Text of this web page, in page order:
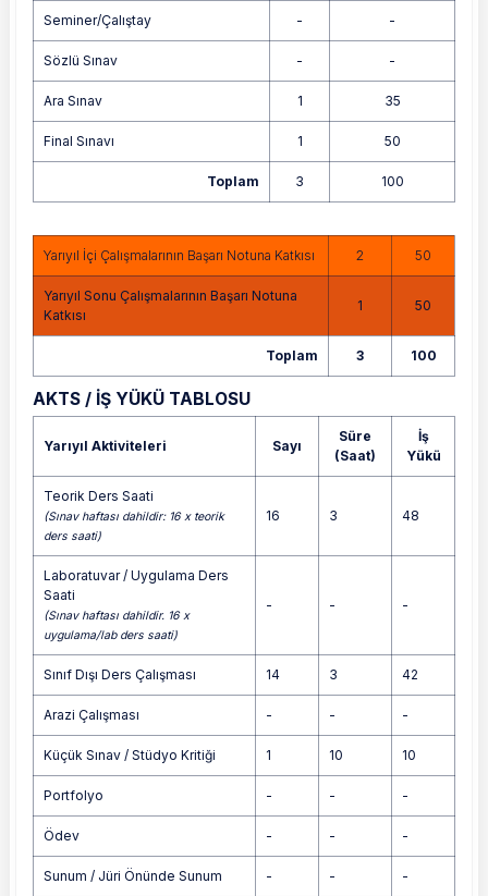
Seminer/Çalıştay - -
Sözlü Sınav - -
Ara Sınav 1 35
Final Sınavı 1 50
Toplam 3 100
Yarıyıl İçi Çalışmalarının Başarı Notuna Katkısı 2 50
Yarıyıl Sonu Çalışmalarının Başarı Notuna
Katkısı
1 50
Toplam 3 100
AKTS / İŞ YÜKÜ TABLOSU
Yarıyıl Aktiviteleri Sayı
Süre
(Saat)
İş
Yükü
Teorik Ders Saati
(Sınav haftası dahildir: 16 x teorik
ders saati)
16 3 48
Laboratuvar / Uygulama Ders
Saati
(Sınav haftası dahildir. 16 x
uygulama/lab ders saati)
- - -
Sınıf Dışı Ders Çalışması 14 3 42
Arazi Çalışması - - -
Küçük Sınav / Stüdyo Kritiği 1 10 10
Portfolyo - - -
Ödev - - -
Sunum / Jüri Önünde Sunum - - -